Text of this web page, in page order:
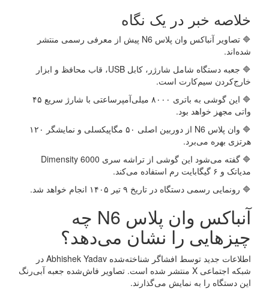
خلاصه خبر در یک نگاه
🔷 تصاویر آنباکس وان پلاس N6 پیش از معرفی رسمی منتشر
شده‌اند.
🔷 جعبه دستگاه شامل شارژر، کابل USB، قاب محافظ و ابزار
خارج‌کردن سیم‌کارت است.
🔷 این گوشی به باتری ۸۰۰۰ میلی‌آمپرساعتی با شارژ سریع ۴۵
واتی مجهز خواهد بود.
🔷 وان پلاس N6 از دوربین اصلی ۵۰ مگاپیکسلی و نمایشگر ۱۲۰
هرتزی بهره می‌برد.
🔷 گفته می‌شود این گوشی از تراشه سری Dimensity 6000
مدیاتک و ۶ گیگابایت رم استفاده می‌کند.
🔷 رونمایی رسمی دستگاه در تاریخ ۹ تیر ۱۴۰۵ انجام خواهد شد.
آنباکس وان پلاس N6 چه
چیزهایی را نشان می‌دهد؟
اطلاعات جدید توسط افشاگر شناخته‌شده Abhishek Yadav در
شبکه اجتماعی X منتشر شده است. تصاویر فاش‌شده جعبه آبی‌رنگ
این دستگاه را به نمایش می‌گذارند.